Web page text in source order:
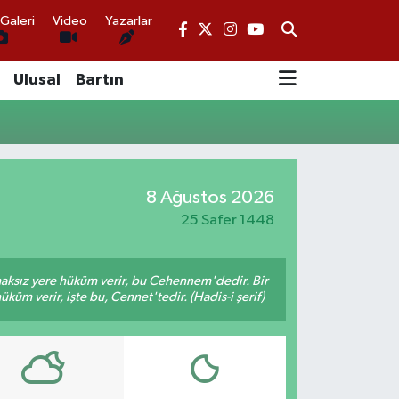
Video Yazarlar
Ulusal Bartın
8 Ağustos 2026
25 Safer 1448
yere hüküm verir, bu Cehennem'dedir. Bir
verir, işte bu, Cennet'tedir. (Hadis-i şerif)